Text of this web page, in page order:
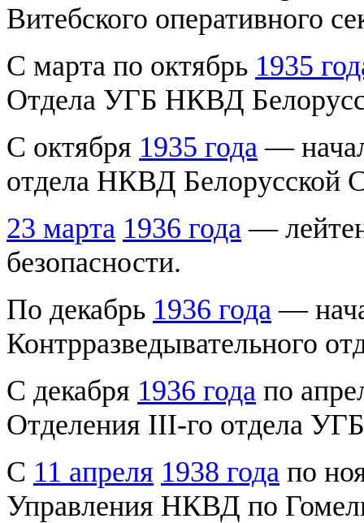
Витебского оперативного
С марта по октябрь 1935
Отдела УГБ НКВД
С октября 1935 года —
отдела НКВД Белорусской
23 марта 1936 года —
безопасности.
По декабрь 1936 года —
Контрразведывательного
С декабря 1936 года по
Отделения III-го отдела
С 11 апреля 1938 года по
Управления НКВД по